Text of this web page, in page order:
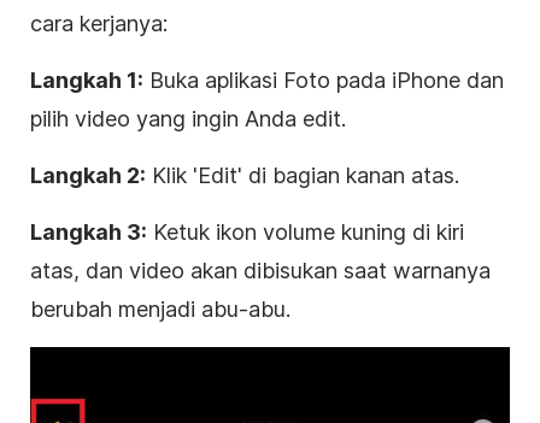
cara kerjanya:
Langkah 1: Buka aplikasi Foto pada iPhone dan
pilih video yang ingin Anda edit.
Langkah 2: Klik 'Edit' di bagian kanan atas.
Langkah 3: Ketuk ikon volume kuning di kiri
atas, dan video akan dibisukan saat warnanya
berubah menjadi abu-abu.